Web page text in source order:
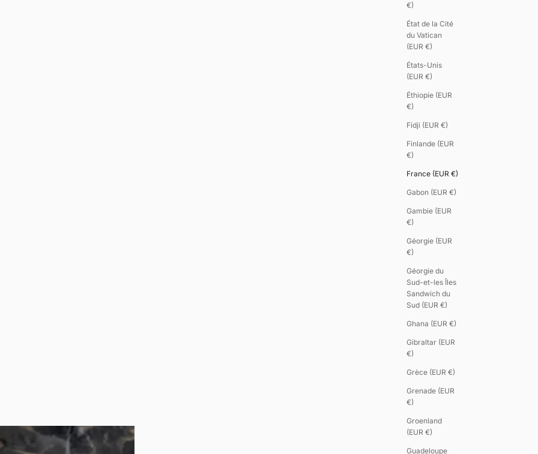
€)
État de la Cité
du Vatican
(EUR €)
États-Unis
(EUR €)
Éthiopie (EUR
€)
Fidji (EUR €)
Finlande (EUR
€)
France (EUR €)
Gabon (EUR €)
Gambie (EUR
€)
Géorgie (EUR
€)
Géorgie du
Sud-et-les Îles
Sandwich du
Sud (EUR €)
Ghana (EUR €)
Gibraltar (EUR
€)
Grèce (EUR €)
Grenade (EUR
€)
Groenland
(EUR €)
Guadeloupe